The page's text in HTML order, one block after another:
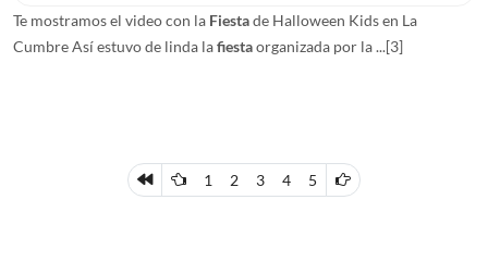
Te mostramos el video con la Fiestade Halloween Kids en La
Cumbre Así estuvo de linda lafiestaorganizada por la ...[3]
1 2 3 4 5